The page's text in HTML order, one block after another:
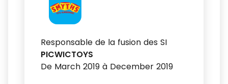
Responsable de la fusion des SI
PICWICTOYS
De March 2019 à December 2019